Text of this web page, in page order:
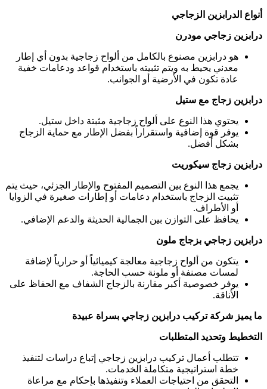
أنواع الدرابزين الزجاجي
درابزين زجاجي مودرن
هو درابزين مصنوع بالكامل من ألواح زجاجية بدون أي إطار
معدني يحيط به ويتم تثبيته باستخدام قواعد ودعامات خفية
عادة تكون في الأرضية أو الجوانب.
درابزين زجاج مع ستيل
يحتوي هذا النوع على ألواح زجاجية مثبتة داخل ستيل.
يوفر قوة إضافية واستقراراً بفضل الإطار مع حماية الزجاج
بشكل أفضل.
درابزين زجاج سيكوريت
يجمع هذا النوع بين التصميم المفتوح والإطار الجزئي، حيث يتم
تثبيت الزجاج باستخدام دعامات أو إطارات صغيرة في الزوايا
أو الأطراف.
يحافظ على التوازن بين الجمالية الحديثة والدعم الإضافي.
درابزين زجاجي بزجاج ملون
يتكون من ألواح زجاجية معالجة كيميائياً أو حرارياً لإضافة
لمسات مصنفة أو ملونة حسب الحاجة.
يوفر خصوصية أكبر مقارنة بالزجاج الشفاف مع الحفاظ على
الأناقة.
ما يميز شركة تركيب درابزين زجاجي بسراة عبيدة
التخطيط وتحديد المتطلبات
تتطلب أعمال تركيب درابزين زجاجي إتباع دراسات لتنفيذ
خطة استراتيجية متكاملة الخدمات.
التحقق من احتياجات العملاء وتنفيذها بإحكام مع مراعاة